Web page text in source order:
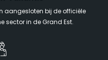
aangesloten bij de officiële
sector in de Grand Est.